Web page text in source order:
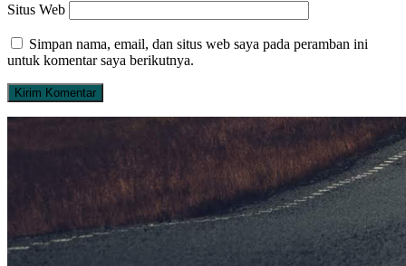
Situs Web
Simpan nama, email, dan situs web saya pada peramban ini
untuk komentar saya berikutnya.